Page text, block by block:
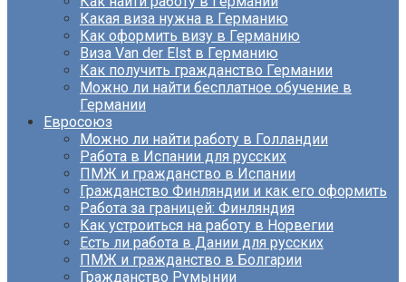
Какая виза нужна в Германию
Как оформить визу в Германию
Виза Van der Elst в Германию
Как получить гражданство Германии
Можно ли найти бесплатное обучение в
Германии
Евросоюз
Можно ли найти работу в Голландии
Работа в Испании для русских
ПМЖ и гражданство в Испании
Гражданство Финляндии и как его оформить
Работа за границей: Финляндия
Как устроиться на работу в Норвегии
Есть ли работа в Дании для русских
ПМЖ и гражданство в Болгарии
Гражданство Румынии